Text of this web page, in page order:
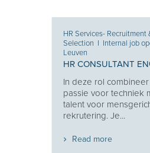
HR Services- Recruitment
Selection I Internal job
Leuven
HR CONSULTANT
In deze rol
passie voor techniek
talent voor
rekrutering. Je...
Read more